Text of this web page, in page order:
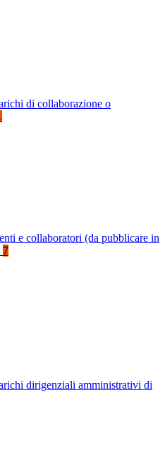
di collaborazione o
e collaboratori (da pubblicare in
7
dirigenziali amministrativi di